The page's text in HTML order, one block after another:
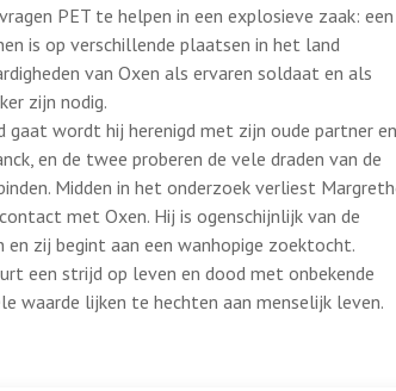
PET te helpen in een explosieve zaak: een
is op verschillende plaatsen in het land
van Oxen als ervaren soldaat en als
zijn nodig.
gaat wordt hij herenigd met zijn oude partner en
en de twee proberen de vele draden van de
Midden in het onderzoek verliest
met Oxen. Hij is ogenschijnlijk van de
en zij begint aan een wanhopige zoektocht.
een strijd op leven en dood met onbekende
waarde lijken te hechten aan menselijk leven.